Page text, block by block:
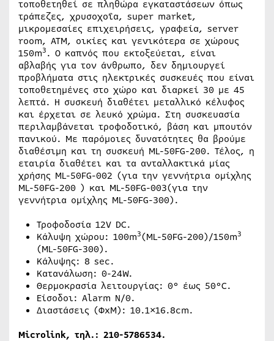
τοποθετηθεί σε πληθώρα εγκαταστάσεων όπως
τράπεζες, χρυσοχοΐα, super market,
μικρομεσαίες επιχειρήσεις, γραφεία, server
room, ATM, οικίες και γενικότερα σε χώρους
150m3. Ο καπνός που εκτοξεύεται, είναι
αβλαβής για τον άνθρωπο, δεν δημιουργεί
προβλήματα στις ηλεκτρικές συσκευές που είναι
τοποθετημένες στο χώρο και διαρκεί 30 με 45
λεπτά. Η συσκευή διαθέτει μεταλλικό κέλυφος
και έρχεται σε λευκό χρώμα. Στη συσκευασία
περιλαμβάνεται τροφοδοτικό, βάση και μπουτόν
πανικού. Με παρόμοιες δυνατότητες θα βρούμε
διαθέσιμη και τη συσκευή ML-50FG-200. Τέλος, η
εταιρία διαθέτει και τα ανταλλακτικά μίας
χρήσης ML-50FG-002 (για την γεννήτρια ομίχλης
ML-50FG-200 ) και ML-50FG-003(για την
γεννήτρια ομίχλης ML-50FG-300).
Τροφοδοσία 12V DC.
Κάλυψη χώρου: 100m3(ML-50FG-200)/150m3
(ML-50FG-300).
Κάλυψης: 8 sec.
Κατανάλωση: 0-24W.
Θερμοκρασία λειτουργίας: 0° έως 50°C.
Είσοδοι: Αlarm N/0.
Διαστάσεις (ΦxΜ): 10.1×16.8cm.
Microlink, τηλ.: 210-5786534.